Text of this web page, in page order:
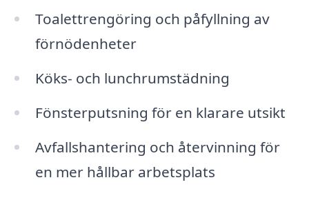
Toalettrengöring och påfyllning av
förnödenheter
Köks- och lunchrumstädning
Fönsterputsning för en klarare utsikt
Avfallshantering och återvinning för
en mer hållbar arbetsplats